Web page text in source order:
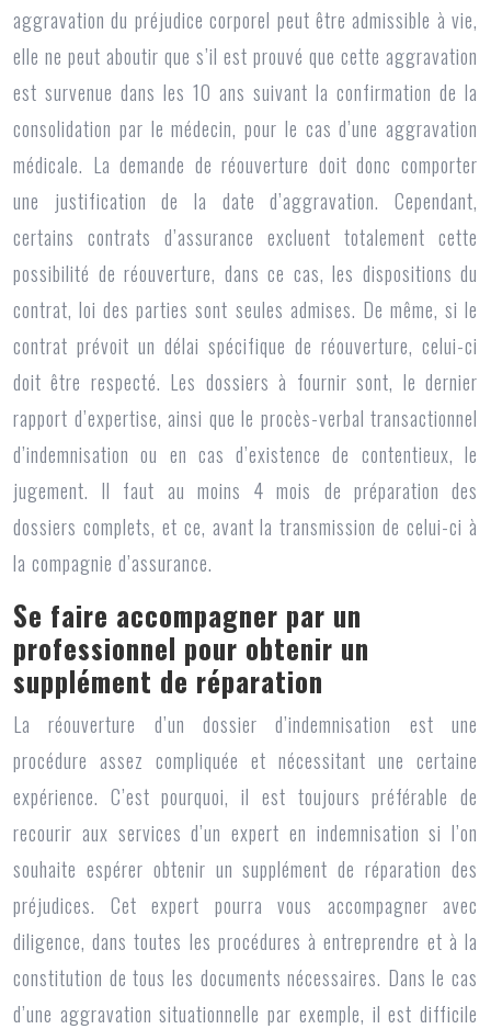
aggravation du préjudice corporel peut être admissible à vie,
elle ne peut aboutir que s’il est prouvé que cette aggravation
est survenue dans les 10 ans suivant la confirmation de la
consolidation par le médecin, pour le cas d’une aggravation
médicale. La demande de réouverture doit donc comporter
une justification de la date d’aggravation. Cependant,
certains contrats d’assurance excluent totalement cette
possibilité de réouverture, dans ce cas, les dispositions du
contrat, loi des parties sont seules admises. De même, si le
contrat prévoit un délai spécifique de réouverture, celui-ci
doit être respecté. Les dossiers à fournir sont, le dernier
rapport d’expertise, ainsi que le procès-verbal transactionnel
d’indemnisation ou en cas d’existence de contentieux, le
jugement. Il faut au moins 4 mois de préparation des
dossiers complets, et ce, avant la transmission de celui-ci à
la compagnie d’assurance.
Se faire accompagner par un
professionnel pour obtenir un
supplément de réparation
La réouverture d’un dossier d’indemnisation est une
procédure assez compliquée et nécessitant une certaine
expérience. C’est pourquoi, il est toujours préférable de
recourir aux services d’un expert en indemnisation si l’on
souhaite espérer obtenir un supplément deréparation des
préjudices. Cet expert pourra vous accompagner avec
diligence, dans toutes les procédures à entreprendre et à la
constitution de tous les documents nécessaires. Dans le cas
d’une aggravation situationnelle par exemple, il est difficile